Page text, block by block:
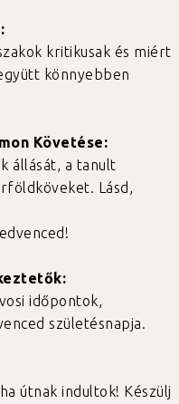
kritikusak és miért
könnyebben
Követése:
állását, a tanult
Lásd,
időpontok,
születésnapja.
útnak indultok! Készülj